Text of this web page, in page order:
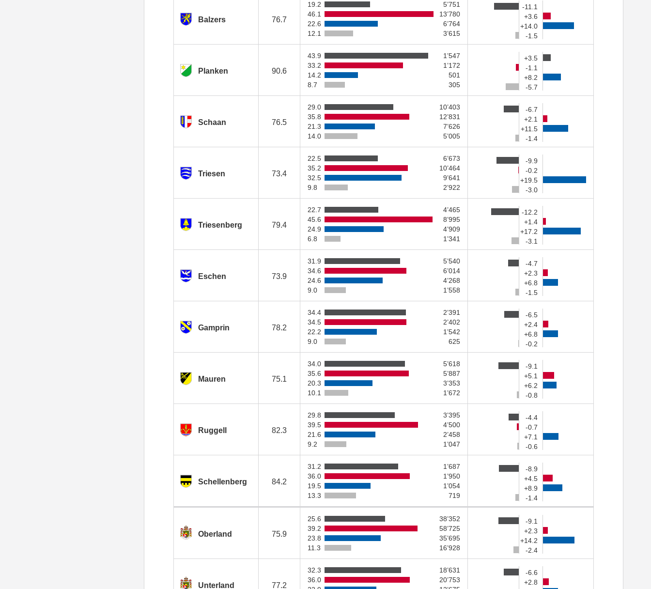
Balzers 76.7
19.2
5’751
46.1
13’780
22.6
6’764
12.1
3’615
-11.1
+3.6
+14.0
-1.5
Planken 90.6
43.9
1’547
33.2
1’172
14.2
501
8.7
305
+3.5
-1.1
+8.2
-5.7
Schaan 76.5
29.0
10’403
35.8
12’831
21.3
7’626
14.0
5’005
-6.7
+2.1
+11.5
-1.4
Triesen 73.4
22.5
6’673
35.2
10’464
32.5
9’641
9.8
2’922
-9.9
-0.2
+19.5
-3.0
Triesenberg 79.4
22.7
4’465
45.6
8’995
24.9
4’909
6.8
1’341
-12.2
+1.4
+17.2
-3.1
Eschen 73.9
31.9
5’540
34.6
6’014
24.6
4’268
9.0
1’558
-4.7
+2.3
+6.8
-1.5
Gamprin 78.2
34.4
2’391
34.5
2’402
22.2
1’542
9.0
625
-6.5
+2.4
+6.8
-0.2
Mauren 75.1
34.0
5’618
35.6
5’887
20.3
3’353
10.1
1’672
-9.1
+5.1
+6.2
-0.8
Ruggell 82.3
29.8
3’395
39.5
4’500
21.6
2’458
9.2
1’047
-4.4
-0.7
+7.1
-0.6
Schellenberg 84.2
31.2
1’687
36.0
1’950
19.5
1’054
13.3
719
-8.9
+4.5
+8.9
-1.4
Oberland 75.9
25.6
38’352
39.2
58’725
23.8
35’695
11.3
16’928
-9.1
+2.3
+14.2
-2.4
Unterland 77.2
32.3
18’631
36.0
20’753
-6.6
+2.8